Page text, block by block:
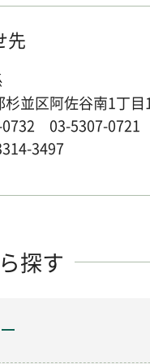
先
並区阿佐谷南1丁目
0732 03-5307-0721
3497
探す